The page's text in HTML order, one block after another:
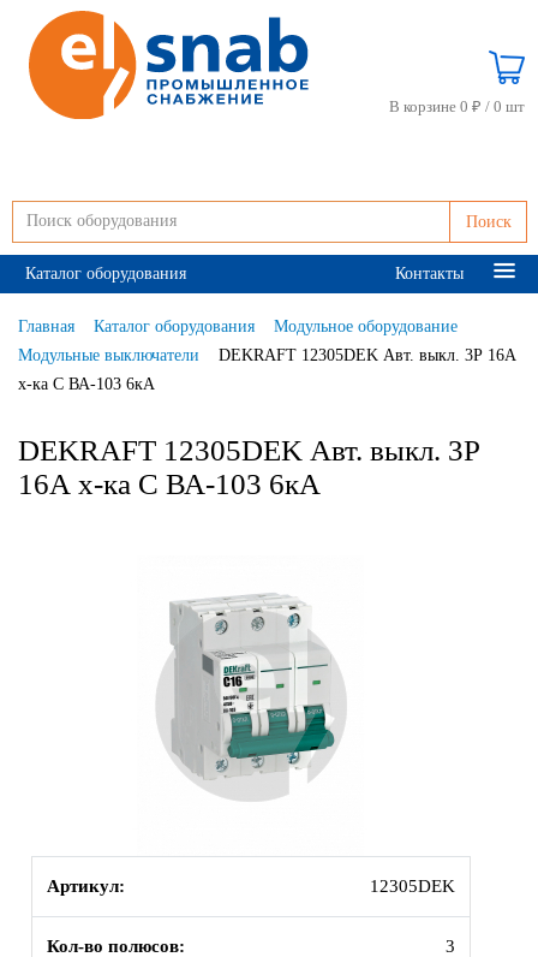
Поиск
В корзине 0 ₽ / 0 шт
Каталог оборудования Контакты
Главная Каталог оборудования
Модульное оборудование
Модульные выключатели
DEKRAFT 12305DEK Авт. выкл. 3Р 16А
х-ка C ВА-103 6кА
DEKRAFT 12305DEK Авт. выкл. 3Р
16А х-ка C ВА-103 6кА
Артикул: 12305DEK
Кол-во полюсов: 3